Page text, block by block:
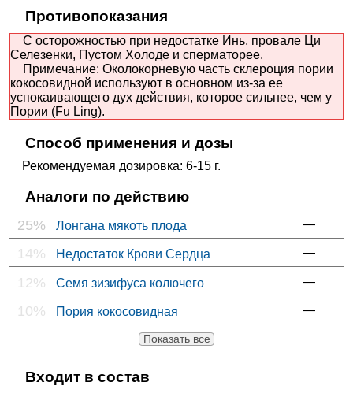
Противопоказания
С осторожностью при недостатке Инь, провале Ци
Селезенки, Пустом Холоде и сперматорее.
Примечание: Околокорневую часть склероция пории
кокосовидной используют в основном из-за ее
успокаивающего дух действия, которое сильнее, чем у
Пории (Fu Ling).
Способ применения и дозы
Рекомендуемая дозировка: 6-15 г.
Аналоги по действию
25% —
Лонгана мякоть плода
14% —
Недостаток Крови Сердца
12% —
Семя зизифуса колючего
10% —
Пория кокосовидная
Показать все
Входит в состав